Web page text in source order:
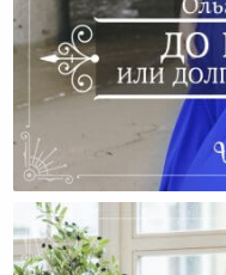
До И После